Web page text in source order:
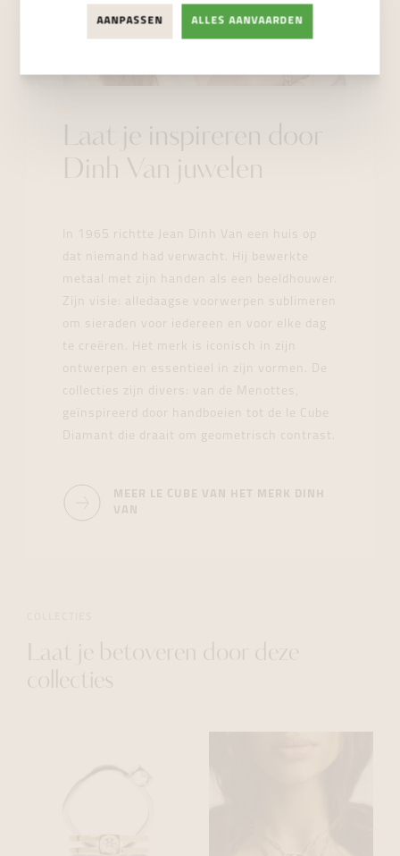
Laat je inspireren door
Dinh Van juwelen
In 1965 richtte Jean Dinh Van een huis op
dat niemand had verwacht. Hij bewerkte
metaal met zijn handen als een beeldhouwer.
Zijn visie: alledaagse voorwerpen sublimeren
om sieraden voor iedereen en voor elke dag
te creëren. Het merk is iconisch in zijn
ontwerpen en essentieel in zijn vormen. De
collecties zijn divers: van de Menottes,
geïnspireerd door handboeien tot de le Cube
Diamant die draait om geometrisch contrast.
MEER LE CUBE VAN HET MERK DINH
VAN
Laat je betoveren door deze
collecties
AANPASSEN ALLES AANVAARDEN